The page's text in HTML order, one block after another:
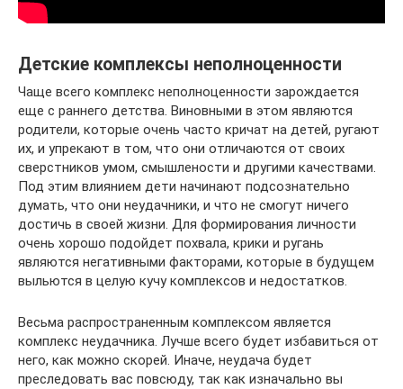
Детские комплексы неполноценности
Чаще всего комплекс неполноценности зарождается
еще с раннего детства. Виновными в этом являются
родители, которые очень часто кричат на детей, ругают
их, и упрекают в том, что они отличаются от своих
сверстников умом, смышлености и другими качествами.
Под этим влиянием дети начинают подсознательно
думать, что они неудачники, и что не смогут ничего
достичь в своей жизни. Для формирования личности
очень хорошо подойдет похвала, крики и ругань
являются негативными факторами, которые в будущем
выльются в целую кучу комплексов и недостатков.
Весьма распространенным комплексом является
комплекс неудачника. Лучше всего будет избавиться от
него, как можно скорей. Иначе, неудача будет
преследовать вас повсюду, так как изначально вы